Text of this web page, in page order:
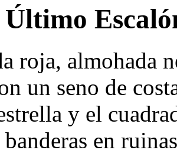
Último
roja, almohada
un seno de
y el
banderas en